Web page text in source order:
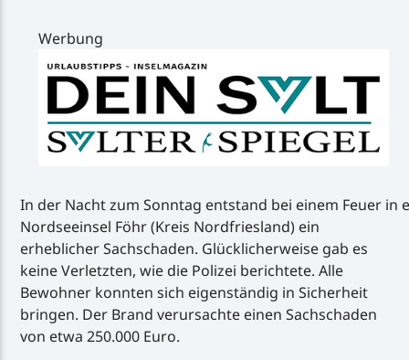
Werbung
In der Nacht zum Sonntag entstand bei einem Feuer
Nordseeinsel Föhr (Kreis Nordfriesland) ein
erheblicher Sachschaden. Glücklicherweise gab es
keine Verletzten, wie die Polizei berichtete. Alle
Bewohner konnten sich eigenständig in Sicherheit
bringen. Der Brand verursachte einen Sachschaden
von etwa 250.000 Euro.